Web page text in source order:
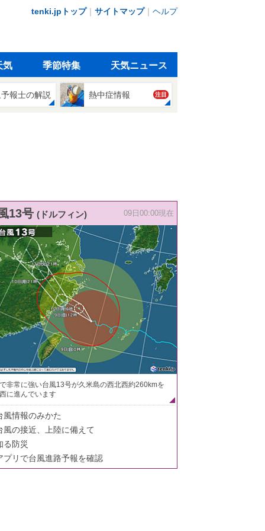
tenki.jpトップ｜ サイトマップ｜ ヘルプ
気 季節特集 天気ニュース
報士の解説 熱中症情報 注目
13号 (ドルフィン) 09日00:00現在
非常に強い台風13号が久米島の西北西約260kmを
に進んでいます
風情報のみかた
風の接近、上陸に備えて
る防災
プリで台風進路予報を確認